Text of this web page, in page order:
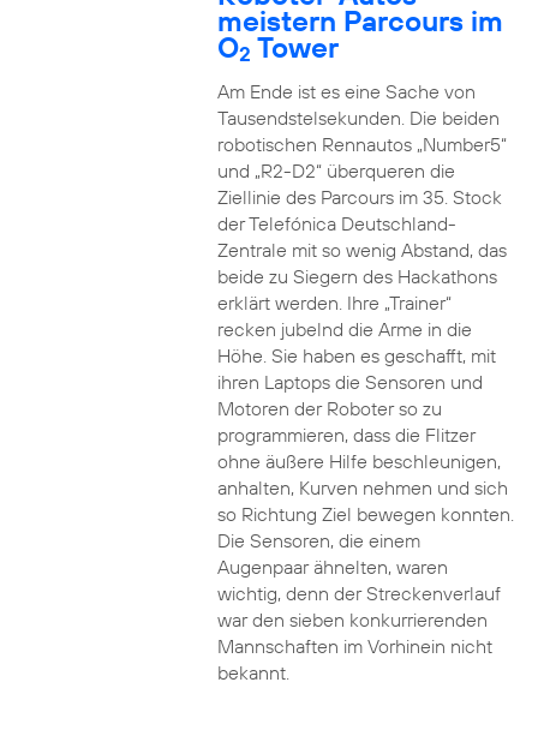
meistern Parcours im
O2 Tower
Am Ende ist es eine Sache von
Tausendstelsekunden. Die beiden
robotischen Rennautos „Number5“
und „R2-D2“ überqueren die
Ziellinie des Parcours im 35. Stock
der Telefónica Deutschland-
Zentrale mit so wenig Abstand, das
beide zu Siegern des Hackathons
erklärt werden. Ihre „Trainer“
recken jubelnd die Arme in die
Höhe. Sie haben es geschafft, mit
ihren Laptops die Sensoren und
Motoren der Roboter so zu
programmieren, dass die Flitzer
ohne äußere Hilfe beschleunigen,
anhalten, Kurven nehmen und sich
so Richtung Ziel bewegen konnten.
Die Sensoren, die einem
Augenpaar ähnelten, waren
wichtig, denn der Streckenverlauf
war den sieben konkurrierenden
Mannschaften im Vorhinein nicht
bekannt.